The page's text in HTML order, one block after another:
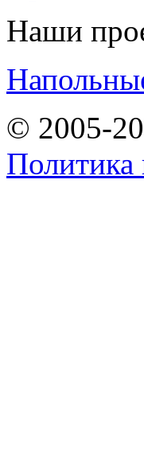
Наши
© 2005-
Политика